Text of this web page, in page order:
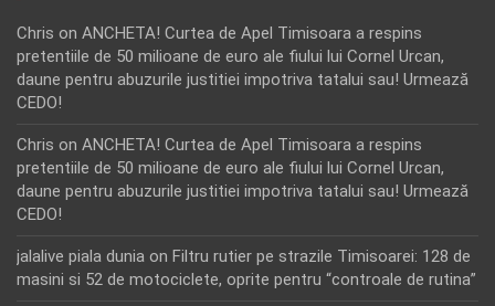
Chris on ANCHETA! Curtea de Apel Timisoara a respins
pretentiile de 50 milioane de euro ale fiului lui Cornel Urcan,
daune pentru abuzurile justitiei impotriva tatalui sau! Urmează
CEDO!
Chris on ANCHETA! Curtea de Apel Timisoara a respins
pretentiile de 50 milioane de euro ale fiului lui Cornel Urcan,
daune pentru abuzurile justitiei impotriva tatalui sau! Urmează
CEDO!
jalalive piala dunia on Filtru rutier pe strazile Timisoarei: 128 de
masini si 52 de motociclete, oprite pentru “controale de rutina”